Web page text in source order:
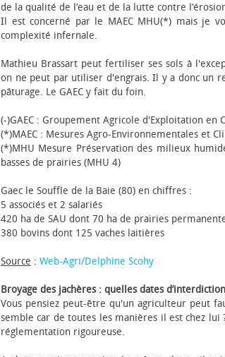
de la qualité de l’eau et de la lutte contre
Il est concerné par le MAEC MHU(*) mais je
complexité infernale.
Mathieu Brassart peut fertiliser ses sols à
on ne peut par utiliser d'engrais. Il y a donc un
pâturage. Le GAEC y fait du foin.
(-)GAEC : Groupement Agricole d'Exploitation en
(*)MAEC : Mesures Agro-Environnementales et
(*)MHU Mesure Préservation des milieux
basses de prairies (MHU 4)
Gaec le Souffle de la Baie (80) en chiffres :
5 associés et 2 salariés
420 ha de SAU dont 70 ha de prairies
380 bovins dont 125 vaches laitières
Source : Web-Agri/Delphine Scohy
Broyage des jachères : quelles dates
Vous pensiez peut-être qu'un agriculteur peut
semble car de toutes les manières il est chez lui
réglementation rigoureuse.